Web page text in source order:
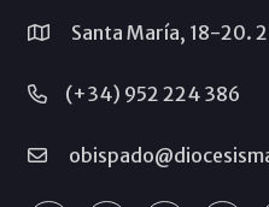
Santa María, 18-20.
(+34) 952 224 386